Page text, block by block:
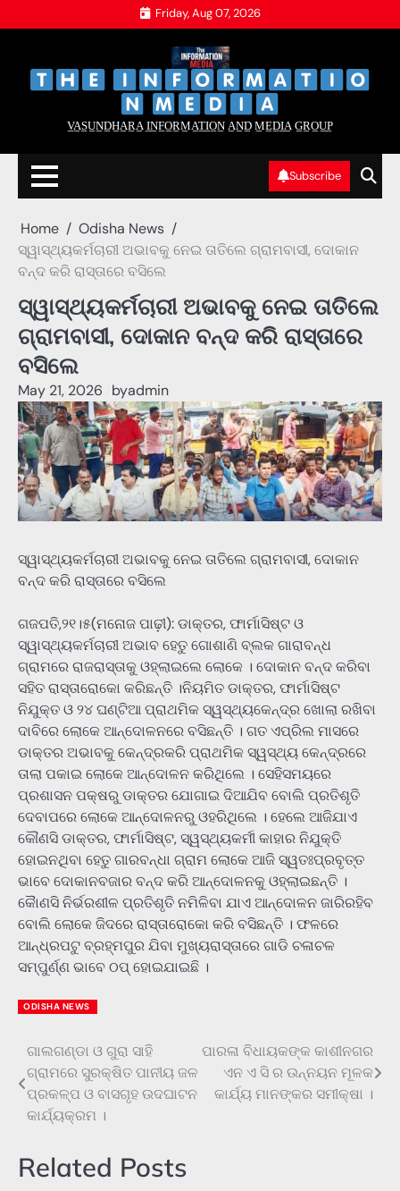
to
Friday, Aug 07, 2026
V̲A̲S̲U̲N̲D̲H̲A̲R̲A̲ I̲N̲F̲O̲R̲M̲A̲T̲I̲O̲N̲ A̲N̲D̲ M̲E̲D̲I̲A̲ G̲R̲O̲U̲P̲
Subscribe
Home
Odisha News
ସ୍ୱାସ୍ଥ୍ୟକର୍ମଚାରୀ ଅଭାବକୁ ନେଇ ତାତିଲେ ଗ୍ରାମବାସୀ, ଦୋକାନ
ବନ୍ଦ କରି ରାସ୍ତାରେ ବସିଲେ
ସ୍ୱାସ୍ଥ୍ୟକର୍ମଚାରୀ ଅଭାବକୁ ନେଇ ତାତିଲେ
ଗ୍ରାମବାସୀ, ଦୋକାନ ବନ୍ଦ କରି ରାସ୍ତାରେ
ବସିଲେ
May 21, 2026 byadmin
ସ୍ୱାସ୍ଥ୍ୟକର୍ମଚାରୀ ଅଭାବକୁ ନେଇ ତାତିଲେ ଗ୍ରାମବାସୀ, ଦୋକାନ
ବନ୍ଦ କରି ରାସ୍ତାରେ ବସିଲେ
ଗଜପତି,୨୧।୫(ମନୋଜ ପାଢ଼ୀ): ଡାକ୍ତର, ଫାର୍ମାସିଷ୍ଟ ଓ
ସ୍ୱାସ୍ଥ୍ୟକର୍ମଚାରୀ ଅଭାବ ହେତୁ ଗୋଶାଣି ବ୍ଲକ ଗାରାବନ୍ଧ
ଗ୍ରାମରେ ରାଜରାସ୍ତାକୁ ଓହ୍ଲାଇଲେ ଲୋକେ । ଦୋକାନ ବନ୍ଦ କରିବା
ସହିତ ରାସ୍ତାରୋକୋ କରିଛନ୍ତି ।ନିୟମିତ ଡାକ୍ତର, ଫାର୍ମାସିଷ୍ଟ
ନିଯୁକ୍ତ ଓ ୨୪ ଘଣ୍ଟିଆ ପ୍ରାଥମିକ ସ୍ୱସ୍ଥ୍ୟକେନ୍ଦ୍ର ଖୋଲା ରଖିବା
ଦାବିରେ ଲୋକେ ଆନ୍ଦୋଳନରେ ବସିଛନ୍ତି । ଗତ ଏପ୍ରିଲ ମାସରେ
ଡାକ୍ତର ଅଭାବକୁ କେନ୍ଦ୍ରକରି ପ୍ରାଥମିକ ସ୍ୱସ୍ଥ୍ୟ କେନ୍ଦ୍ରରେ
ତାଲା ପକାଇ ଲୋକେ ଆନ୍ଦୋଳନ କରିଥିଲେ । ସେହିସମୟରେ
ପ୍ରଶାସନ ପକ୍ଷରୁ ଡାକ୍ତର ଯୋଗାଇ ଦିଆଯିବ ବୋଲି ପ୍ରତିଶୃତି
ଦେବାପରେ ଲୋକେ ଆନ୍ଦୋଳନରୁ ଓହରିଥିଲେ । ହେଲେ ଆଜିଯାଏ
କୌଣସି ଡାକ୍ତର, ଫାର୍ମାସିଷ୍ଟ, ସ୍ୱସ୍ଥ୍ୟକର୍ମୀ କାହାର ନିଯୁକ୍ତି
ହୋଇନଥିବା ହେତୁ ଗାରବନ୍ଧା ଗ୍ରାମ ଲୋକେ ଆଜି ସ୍ୱତଃପ୍ରବୃତ୍ତ
ଭାବେ ଦୋକାନବଜାର ବନ୍ଦ କରି ଆନ୍ଦୋଳନକୁ ଓହ୍ଲାଇଛନ୍ତି ।
କୋୖଣସି ନିର୍ଭରଶୀଳ ପ୍ରତିଶୃତି ନମିଳିବା ଯାଏ ଆନ୍ଦୋଳନ ଜାରିରହିବ
ବୋଲି ଲୋକେ ଜିଦରେ ରାସ୍ତାରୋକୋ କରି ବସିଛନ୍ତି । ଫଳରେ
ଆନ୍ଧ୍ରପଟୁ ବ୍ରହ୍ମପୁର ଯିବା ମୁଖ୍ୟରାସ୍ତାରେ ଗାଡି ଚଳାଚଳ
ସମ୍ପୁର୍ଣ୍ଣ ଭାବେ ଠପ୍ ହୋଇଯାଇଛି ।
ODISHA NEWS
Post
navigation
ଗାଲଗଣ୍ଡା ଓ ଗୁରା ସାହି
ଗ୍ରାମରେ ସୁରକ୍ଷିତ ପାନୀୟ ଜଳ
ପ୍ରକଳ୍ପ ଓ ବାସଗୃହ ଉଦଘାଟନ
କାର୍ଯ୍ୟକ୍ରମ ।
ପାରଳା ବିଧାୟକଙ୍କ କାଶୀନଗର
ଏନ ଏ ସି ର ଉନ୍ନୟନ ମୂଳକ
କାର୍ଯ୍ୟ ମାନଙ୍କର ସମୀକ୍ଷା ।
Related Posts